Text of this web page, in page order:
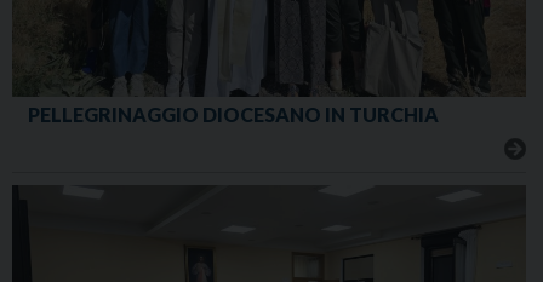
PELLEGRINAGGIO DIOCESANO IN TURCHIA